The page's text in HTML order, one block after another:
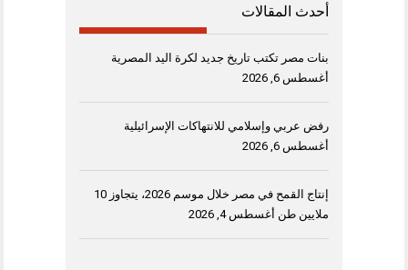
أحدث المقالات
بنات مصر تكتب تاريخ جديد لكرة اليد المصرية
أغسطس 6, 2026
رفض عربي وإسلامي للانتهاكات الإسرائيلية
أغسطس 6, 2026
إنتاج القمح في مصر خلال موسم 2026، يتجاوز 10
ملايين طن أغسطس 4, 2026